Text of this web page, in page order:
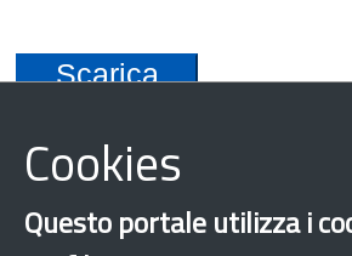
Scarica
Cookies
Questo portale utilizza i